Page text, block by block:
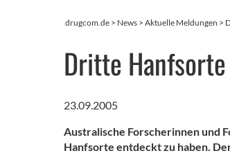
drugcom.de > News > Aktuelle Meldungen >
Dritte
23.09.2005
Australische Forscherinnen und
Hanfsorte entdeckt zu haben.